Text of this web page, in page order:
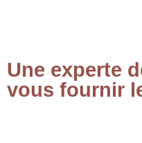
Une experte
vous fournir